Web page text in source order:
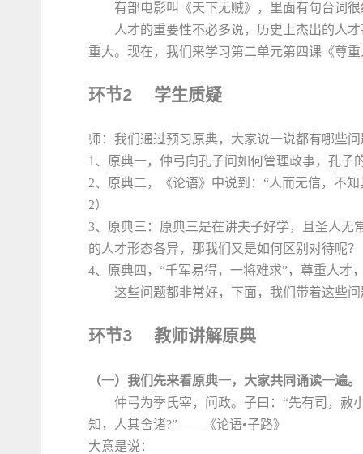
有部电影叫《天下无贼》，里面有句台词
人才的重要性不必多说，历史上杰出的人
重大。现在，我们来学习第二单元第四课《尊
环节2 学生质疑
师：我们通过预习原典，大家说一说都有哪些
1、 原典一， 仲弓向孔子问如何管理政事，孔子
2、 原典二，《论语》中说到：“人而无信，不
2）
3、原典三：原典三是在讲夫子好学，且圣人无
的人才形态各异，那我们又是如何区别对待呢
4、原典四， “千军易得，一将难求”，尊重人才
这些问题都非常好，下面，我们带着这些
环节3 教师讲解原典
（一）我们先来看原典一，大家共同诵读一遍。
仲弓为季氏宰，问政。子曰：“先有司，赦
知，人其舍诸?”—— 《论语•子路》
大意是说：